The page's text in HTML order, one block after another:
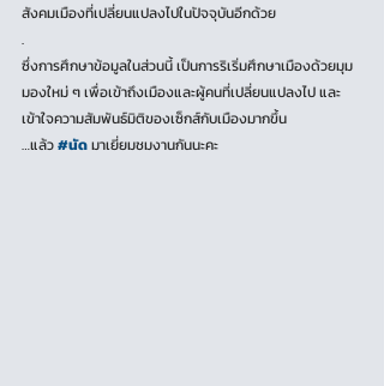
สังคมเมืองที่เปลี่ยนแปลงไปในปัจจุบันอีกด้วย
.
ซึ่งการศึกษาข้อมูลในส่วนนี้ เป็นการริเริ่มศึกษาเมืองด้วยมุม
มองใหม่ ๆ เพื่อเข้าถึงเมืองและผู้คนที่เปลี่ยนแปลงไป และ
เข้าใจความสัมพันธ์มิติของเซ็กส์กับเมืองมากขึ้น
…แล้ว #นัด มาเยี่ยมชมงานกันนะคะ